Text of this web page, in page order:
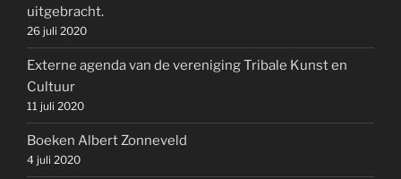
uitgebracht.
26 juli 2020
Externe agenda van de vereniging Tribale Kunst en
Cultuur
11 juli 2020
Boeken Albert Zonneveld
4 juli 2020